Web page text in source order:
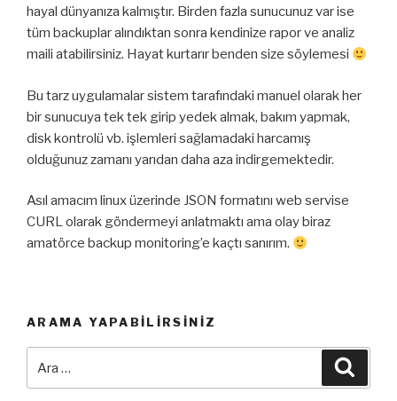
hayal dünyanıza kalmıştır. Birden fazla sunucunuz var ise
tüm backuplar alındıktan sonra kendinize rapor ve analiz
maili atabilirsiniz. Hayat kurtarır benden size söylemesi
Bu tarz uygulamalar sistem tarafındaki manuel olarak her
bir sunucuya tek tek girip yedek almak, bakım yapmak,
disk kontrolü vb. işlemleri sağlamadaki harcamış
olduğunuz zamanı yarıdan daha aza indirgemektedir.
Asıl amacım linux üzerinde JSON formatını web servise
CURL olarak göndermeyi anlatmaktı ama olay biraz
amatörce backup monitoring’e kaçtı sanırım.
ARAMA YAPABILIRSINIZ